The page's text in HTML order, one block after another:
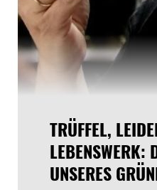
TRÜFFEL,
LEBENSWERK:
UNSERES